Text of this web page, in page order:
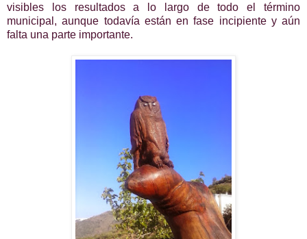
visibles los resultados a lo largo de todo el término
municipal, aunque todavía están en fase incipiente y aún
falta una parte importante.